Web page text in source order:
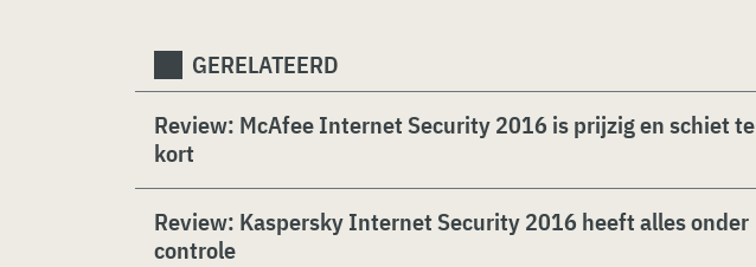
GERELATEERD
Review: McAfee Internet Security 2016 is prijzig en schiet te
kort
Review: Kaspersky Internet Security 2016 heeft alles onder
controle